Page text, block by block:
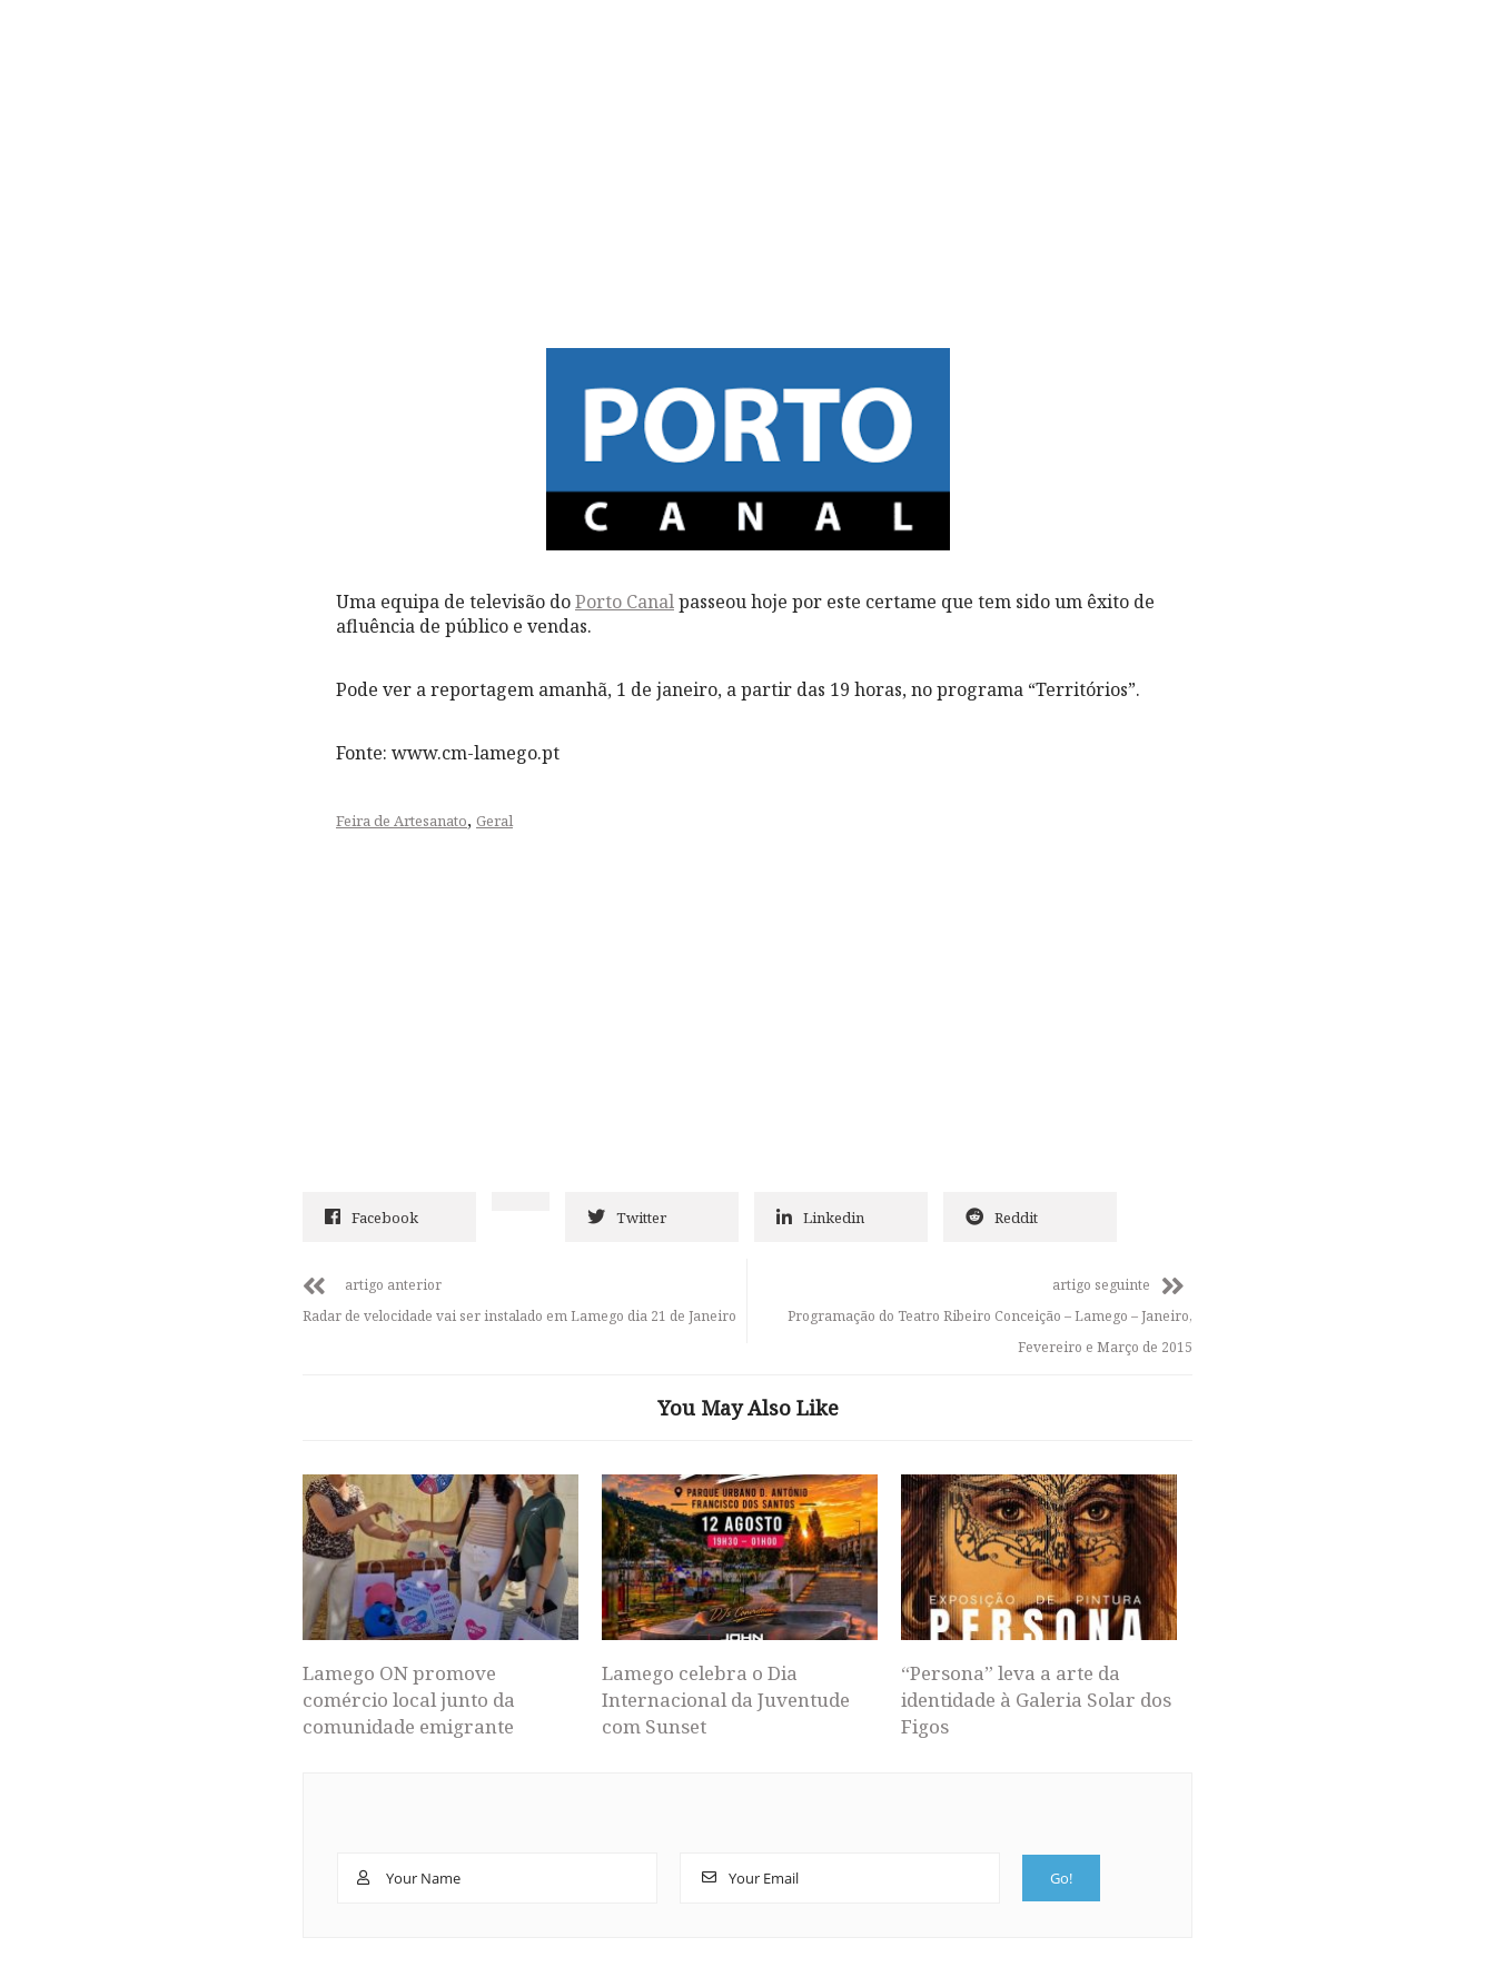
Uma equipa de televisão doPorto Canalpasseou hoje por este certame que tem sido um êxito de
afluência de público e vendas.
Pode ver a reportagem amanhã, 1 de janeiro, a partir das 19 horas, no programa “Territórios”.
Fonte: www.cm-lamego.pt
Feira de Artesanato, Geral
Facebook Twitter Linkedin Reddit
artigo anterior
Radar de velocidade vai ser instalado em Lamego dia 21 de Janeiro
artigo seguinte
Programação do Teatro Ribeiro Conceição – Lamego – Janeiro,
Fevereiro e Março de 2015
You May Also Like
Lamego ON promove
comércio local junto da
comunidade emigrante
Lamego celebra o Dia
Internacional da Juventude
com Sunset
“Persona” leva a arte da
identidade à Galeria Solar dos
Figos